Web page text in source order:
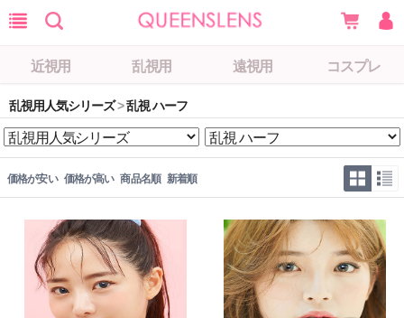
近視用 乱視用 遠視用 コスプレ
乱視用人気シリーズ>乱視 ハーフ
価格が安い 価格が高い 商品名順 新着順